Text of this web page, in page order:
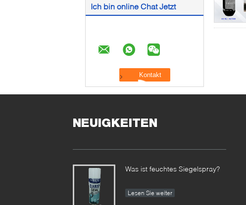
Ich bin online Chat Jetzt
NEUIGKEITEN
Was ist feuchtes Siegelspray?
Lesen Sie weiter